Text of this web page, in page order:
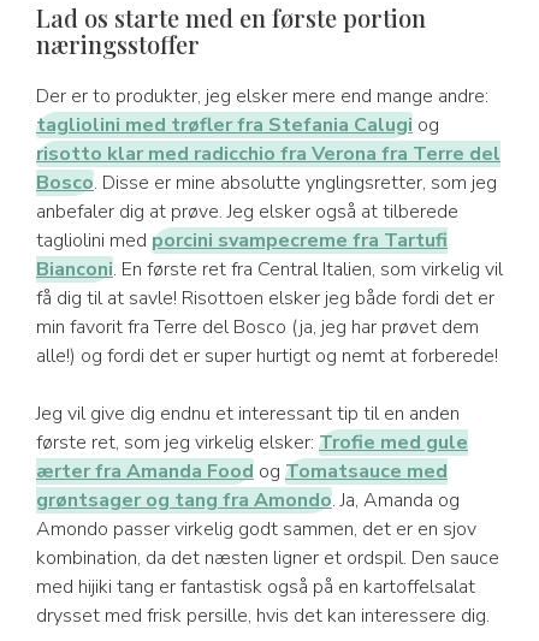
Lad os starte med en første portion
næringsstoffer
Der er to produkter, jeg elsker mere end mange andre:
tagliolini med trøfler fra Stefania Calugi og
risotto klar med radicchio fra Verona fra Terre del
Bosco. Disse er mine absolutte ynglingsretter, som jeg
anbefaler dig at prøve. Jeg elsker også at tilberede
tagliolini med porcini svampecreme fra Tartufi
Bianconi. En første ret fra Central Italien, som virkelig vil
få dig til at savle! Risottoen elsker jeg både fordi det er
min favorit fra Terre del Bosco (ja, jeg har prøvet dem
alle!) og fordi det er super hurtigt og nemt at forberede!
Jeg vil give dig endnu et interessant tip til en anden
første ret, som jeg virkelig elsker: Trofie med gule
ærter fra Amanda Food og Tomatsauce med
grøntsager og tang fra Amondo. Ja, Amanda og
Amondo passer virkelig godt sammen, det er en sjov
kombination, da det næsten ligner et ordspil. Den sauce
med hijiki tang er fantastisk også på en kartoffelsalat
drysset med frisk persille, hvis det kan interessere dig.